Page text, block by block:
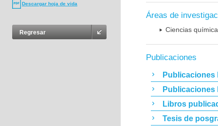
Descargar hoja de vida
Regresar
Áreas de
Ciencias
Publicaciones
Publicaciones
Publicaciones
Libros
Tesis de